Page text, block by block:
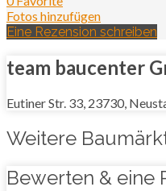
Fotos hinzufügen
Eine Rezension schreiben
team baucenter
Eutiner Str. 33, 23730,
Weitere
Bewerten & eine